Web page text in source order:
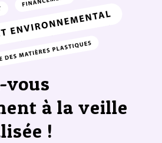
vous
à la veille
!